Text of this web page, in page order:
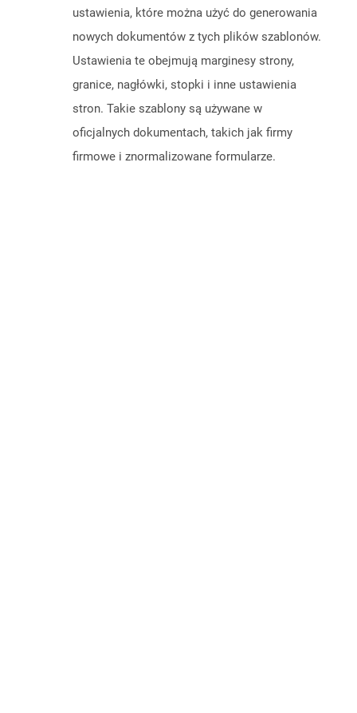
ustawienia, które można użyć do generowania
nowych dokumentów z tych plików szablonów.
Ustawienia te obejmują marginesy strony,
granice, nagłówki, stopki i inne ustawienia
stron. Takie szablony są używane w
oficjalnych dokumentach, takich jak firmy
firmowe i znormalizowane formularze.